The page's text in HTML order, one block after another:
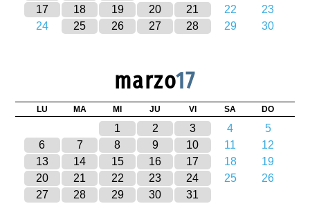
17
18 19 20 21 22
23
24
25 26 27 28 29 30
marzo17
LU MA MI JU VI SA DO
1 2 3 4
5
6
7 8 9 10 11
12
13
14 15 16 17 18
19
20
21 22 23 24 25
26
27
28 29 30 31